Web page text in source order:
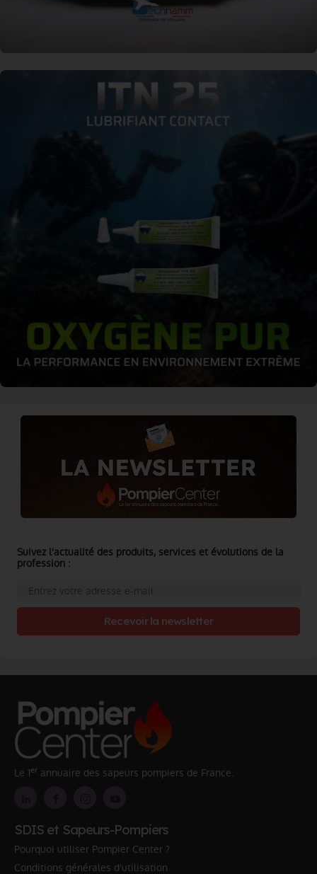
Suivez l'actualité des produits, services et évolutions de la
profession :
Recevoir la newsletter
Le 1er annuaire des sapeurs pompiers de France.
SDIS et Sapeurs-Pompiers
Pourquoi utiliser Pompier Center ?
Conditions générales d'utilisation